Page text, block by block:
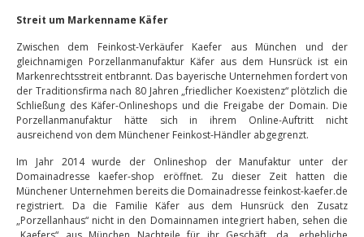
Streit um Markenname Käfer
Zwischen dem Feinkost-Verkäufer Kaefer aus München und der
gleichnamigen Porzellanmanufaktur Käfer aus dem Hunsrück ist ein
Markenrechtsstreit entbrannt. Das bayerische Unternehmen fordert von
der Traditionsfirma nach 80 Jahren „friedlicher Koexistenz“ plötzlich die
Schließung des Käfer-Onlineshops und die Freigabe der Domain. Die
Porzellanmanufaktur hätte sich in ihrem Online-Auftritt nicht
ausreichend von dem Münchener Feinkost-Händler abgegrenzt.
Im Jahr 2014 wurde der Onlineshop der Manufaktur unter der
Domainadresse kaefer-shop eröffnet. Zu dieser Zeit hatten die
Münchener Unternehmen bereits die Domainadresse feinkost-kaefer.de
registriert. Da die Familie Käfer aus dem Hunsrück den Zusatz
„Porzellanhaus“ nicht in den Domainnamen integriert haben, sehen die